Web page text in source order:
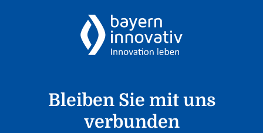
Bleiben Sie mit uns
verbunden